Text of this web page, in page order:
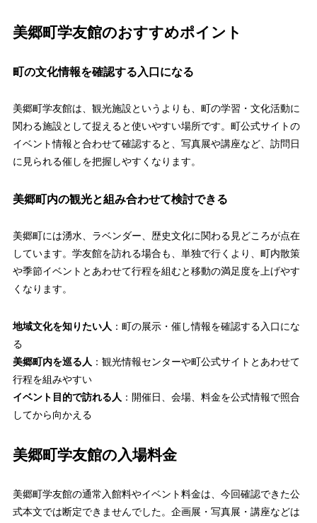
美郷町学友館のおすすめポイント
町の文化情報を確認する入口になる
美郷町学友館は、観光施設というよりも、町の学習・文化活動に
関わる施設として捉えると使いやすい場所です。町公式サイトの
イベント情報と合わせて確認すると、写真展や講座など、訪問日
に見られる催しを把握しやすくなります。
美郷町内の観光と組み合わせて検討できる
美郷町には湧水、ラベンダー、歴史文化に関わる見どころが点在
しています。学友館を訪れる場合も、単独で行くより、町内散策
や季節イベントとあわせて行程を組むと移動の満足度を上げやす
くなります。
地域文化を知りたい人 ：町の展示・催し情報を確認する入口にな
る
美郷町内を巡る人 ：観光情報センターや町公式サイトとあわせて
行程を組みやすい
イベント目的で訪れる人 ：開催日、会場、料金を公式情報で照合
してから向かえる
美郷町学友館の入場料金
美郷町学友館の通常入館料やイベント料金は、今回確認できた公
式本文では断定できませんでした。企画展・写真展・講座などは